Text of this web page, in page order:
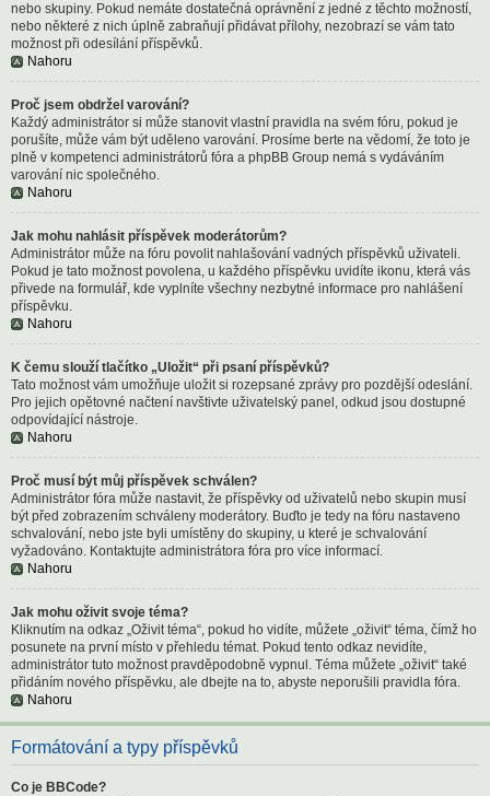
nebo skupiny. Pokud nemáte dostatečná oprávnění z jedné z těchto možností,
nebo některé z nich úplně zabraňují přidávat přílohy, nezobrazí se vám tato
možnost při odesílání příspěvků.
Nahoru
Proč jsem obdržel varování?
Každý administrátor si může stanovit vlastní pravidla na svém fóru, pokud je
porušíte, může vám být uděleno varování. Prosíme berte na vědomí, že toto je
plně v kompetenci administrátorů fóra a phpBB Group nemá s vydáváním
varování nic společného.
Nahoru
Jak mohu nahlásit příspěvek moderátorům?
Administrátor může na fóru povolit nahlašování vadných příspěvků uživateli.
Pokud je tato možnost povolena, u každého příspěvku uvidíte ikonu, která vás
přivede na formulář, kde vyplníte všechny nezbytné informace pro nahlášení
příspěvku.
Nahoru
K čemu slouží tlačítko „Uložit“ při psaní příspěvků?
Tato možnost vám umožňuje uložit si rozepsané zprávy pro pozdější odeslání.
Pro jejich opětovné načtení navštivte uživatelský panel, odkud jsou dostupné
odpovídající nástroje.
Nahoru
Proč musí být můj příspěvek schválen?
Administrátor fóra může nastavit, že příspěvky od uživatelů nebo skupin musí
být před zobrazením schváleny moderátory. Buďto je tedy na fóru nastaveno
schvalování, nebo jste byli umístěny do skupiny, u které je schvalování
vyžadováno. Kontaktujte administrátora fóra pro více informací.
Nahoru
Jak mohu oživit svoje téma?
Kliknutím na odkaz „Oživit téma“, pokud ho vidíte, můžete „oživit“ téma, čímž ho
posunete na první místo v přehledu témat. Pokud tento odkaz nevidíte,
administrátor tuto možnost pravděpodobně vypnul. Téma můžete „oživit“ také
přidáním nového příspěvku, ale dbejte na to, abyste neporušili pravidla fóra.
Nahoru
Formátování a typy příspěvků
Co je BBCode?